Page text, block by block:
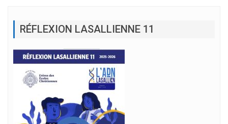
RÉFLEXION LASALLIENNE 11